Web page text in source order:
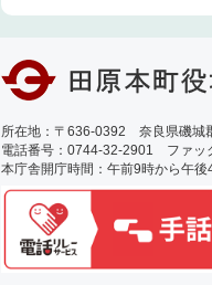
所在地：〒636-0392 奈良県磯城
電話番号：0744-32-2901 ファッ
本庁舎開庁時間：午前9時から午